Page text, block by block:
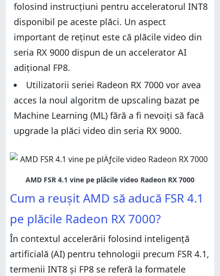
folosind instrucțiuni pentru acceleratorul INT8
disponibil pe aceste plăci. Un aspect
important de reținut este că plăcile video din
seria RX 9000 dispun de un accelerator AI
adițional FP8.
Utilizatorii seriei Radeon RX 7000 vor avea
acces la noul algoritm de upscaling bazat pe
Machine Learning (ML) fără a fi nevoiți să facă
upgrade la plăci video din seria RX 9000.
Cum a reușit AMD să aducă FSR 4.1
pe plăcile Radeon RX 7000?
În contextul accelerării folosind inteligență
artificială (AI) pentru tehnologii precum FSR 4.1,
termenii INT8 și FP8 se referă la formatele